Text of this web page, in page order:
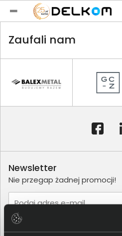
Zaufali nam
Newsletter
Nie przegap żadnej promocji!
Podaj adres e-mail